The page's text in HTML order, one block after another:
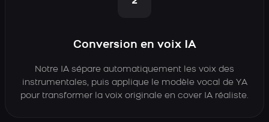
Conversion en voix IA
Notre IA sépare automatiquement les voix des
instrumentales, puis applique le modèle vocal de YA
pour transformer la voix originale en cover IA réaliste.